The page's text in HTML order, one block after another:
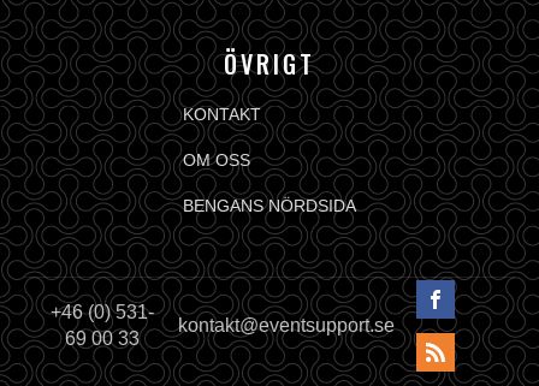
ÖVRIGT
KONTAKT
OM OSS
BENGANS NÖRDSIDA
+46 (0) 531-
69 00 33
kontakt@eventsupport.se